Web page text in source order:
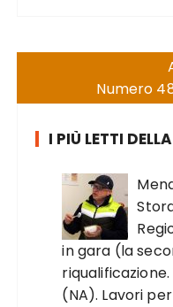
Numero
I PIÙ LETTI
in gara (la
(NA). Lavori